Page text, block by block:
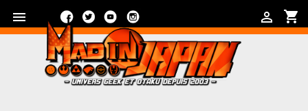
 shopping_cart

FacebookTwitterYouTube